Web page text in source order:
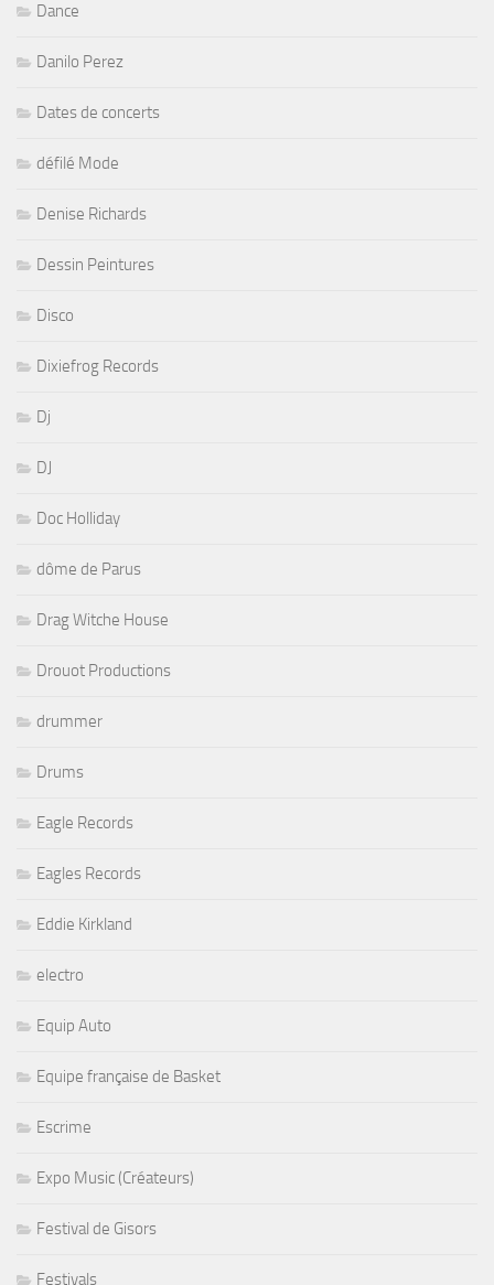
Dance
Danilo Perez
Dates de concerts
défilé Mode
Denise Richards
Dessin Peintures
Disco
Dixiefrog Records
Dj
DJ
Doc Holliday
dôme de Parus
Drag Witche House
Drouot Productions
drummer
Drums
Eagle Records
Eagles Records
Eddie Kirkland
electro
Equip Auto
Equipe française de Basket
Escrime
Expo Music (Créateurs)
Festival de Gisors
Festivals